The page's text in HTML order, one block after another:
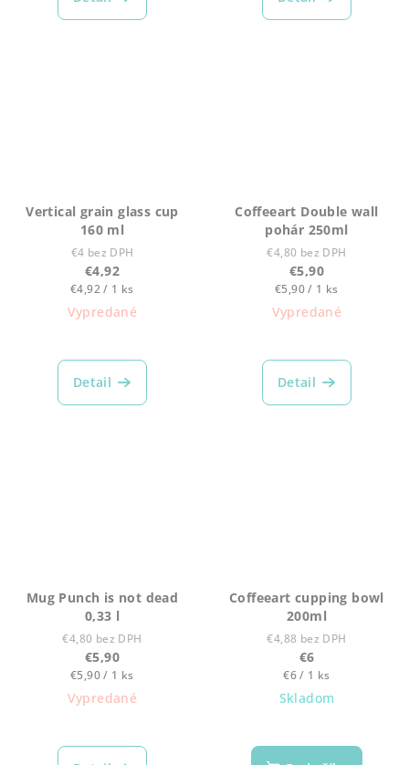
Vertical grain glass cup
160 ml
€4 bez DPH
€4,92
Jednotková
cena:
€4,92 / 1 ks
Vypredané
Detail
Coffeeart Double wall
pohár 250ml
€4,80 bez DPH
€5,90
Jednotková
cena:
€5,90 / 1 ks
Vypredané
Detail
Mug Punch is not dead
0,33 l
€4,80 bez DPH
€5,90
Jednotková
cena:
€5,90 / 1 ks
Vypredané
Coffeeart cupping bowl
200ml
€4,88 bez DPH
€6
Jednotková
cena:
€6 / 1 ks
Skladom